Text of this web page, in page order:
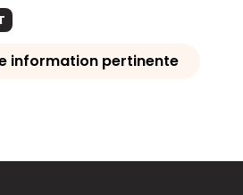
information pertinente